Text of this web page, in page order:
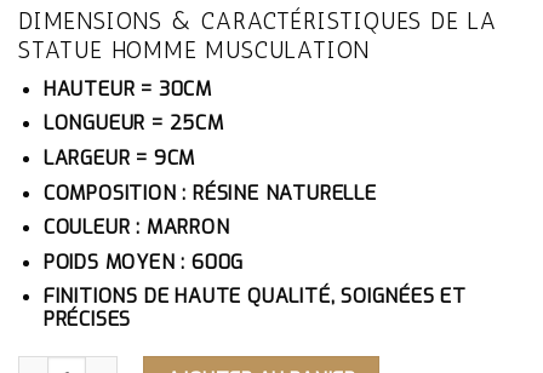
DIMENSIONS & CARACTÉRISTIQUES DE LA
STATUE HOMME MUSCULATION
HAUTEUR = 30CM
LONGUEUR = 25CM
LARGEUR = 9CM
COMPOSITION : RÉSINE NATURELLE
COULEUR : MARRON
POIDS MOYEN : 600G
FINITIONS DE HAUTE QUALITÉ, SOIGNÉES ET
PRÉCISES
QUANTITÉ DE STATUE HOMME MUSCULATION